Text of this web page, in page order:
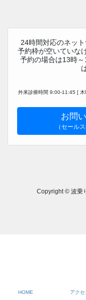
24時間対応のネッ
予約枠が空いていな
予約の場合は13時
外来診療時間 9:00-11:45 [
お問
（セール
Copyright © 波乗
HOME アクセ